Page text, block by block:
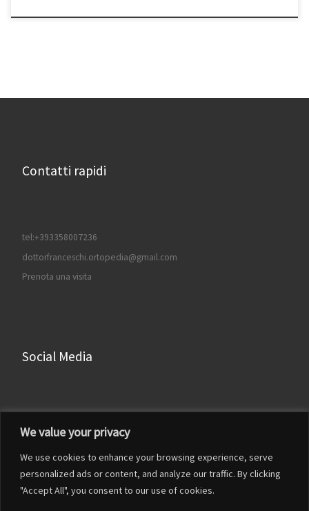
We value your privacy
We use cookies to enhance your browsing experience, serve
personalized ads or content, and analyze our traffic. By clicking
"Accept All", you consent to our use of cookies.
Contatti rapidi
tel:+393358007236
dottorfranceschi.ortopedia@gmail.com
Prenota una visita
Social Media
Facebook
LinkedIn